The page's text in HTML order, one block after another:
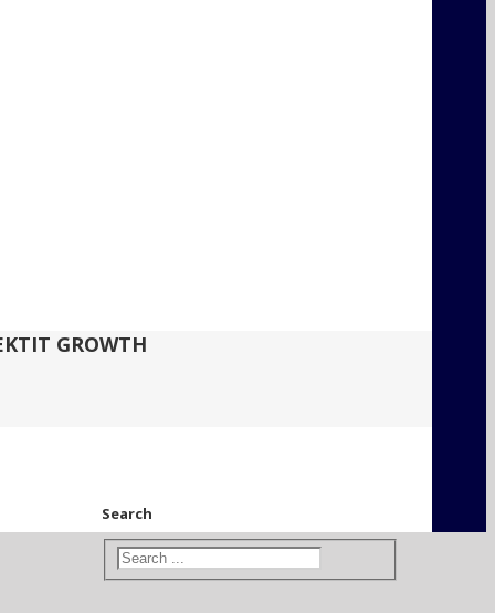
GROWTH
Search